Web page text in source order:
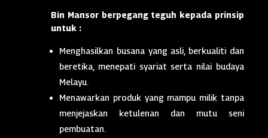
Bin Mansor berpegang teguh kepada prinsip
untuk :
Menghasilkan busana yang asli, berkualiti dan
beretika, menepati syariat serta nilai budaya
Melayu.
Menawarkan produk yang mampu milik tanpa
menjejaskan ketulenan dan mutu seni
pembuatan.